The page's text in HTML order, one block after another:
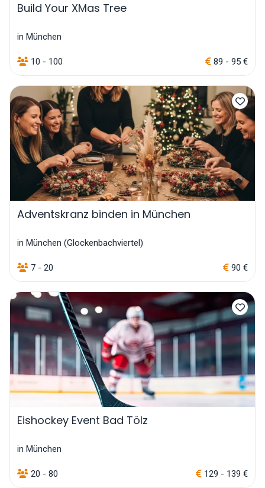
Build Your XMas Tree
in München
10 - 100 89 - 95 €
Adventskranz binden in München
in München (Glockenbachviertel)
7 - 20 90 €
Eishockey Event Bad Tölz
in München
20 - 80 129 - 139 €